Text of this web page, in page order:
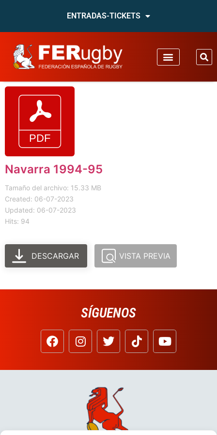
ENTRADAS-TICKETS
Navarra 1994-95
Tamaño del archivo: 15.33 MB
Created: 06-07-2023
Updated: 06-07-2023
Hits: 94
DESCARGAR VISTA PREVIA
SÍGUENOS